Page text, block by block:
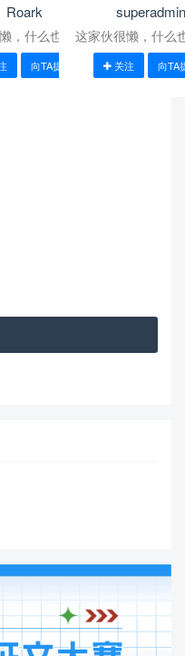
Roark
，什么也没写！
向TA提问
这家伙很懒，什么
关注 向TA